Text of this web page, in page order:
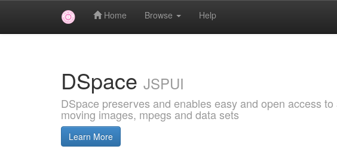
Home Browse Help
DSpace JSPUI
DSpace preserves and enables easy and open access
moving images, mpegs and data sets
Learn More